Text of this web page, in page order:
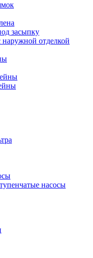
засыпку
наружной отделкой
насосы